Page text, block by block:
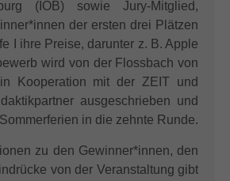
(IÖB) sowie Jury-Mitglied,
der ersten drei Plätzen
I ihre Preise, darunter z. B. Apple
wird von der Flossbach von
Kooperation mit der ZEIT und
ausgeschrieben und
in die zehnte Runde.
zu den Gewinner*innen, den
von der Veranstaltung gibt